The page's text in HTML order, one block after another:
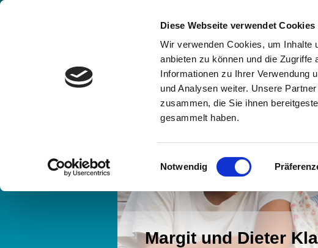
Diese Webseite verwendet Cookies
Wir verwenden Cookies, um Inhalte
anbieten zu können und die
Informationen zu Ihrer Verwendung
und Analysen weiter. Unsere
zusammen, die Sie ihnen
gesammelt haben.
Einwilligungsauswahl
Notwendig
Margit und Dieter